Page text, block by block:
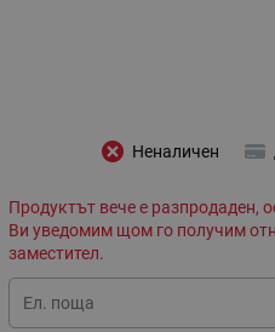
Неналичен
Продуктът вече е разпродаден,
Ви уведомим щом го получим
заместител.
Ел. поща